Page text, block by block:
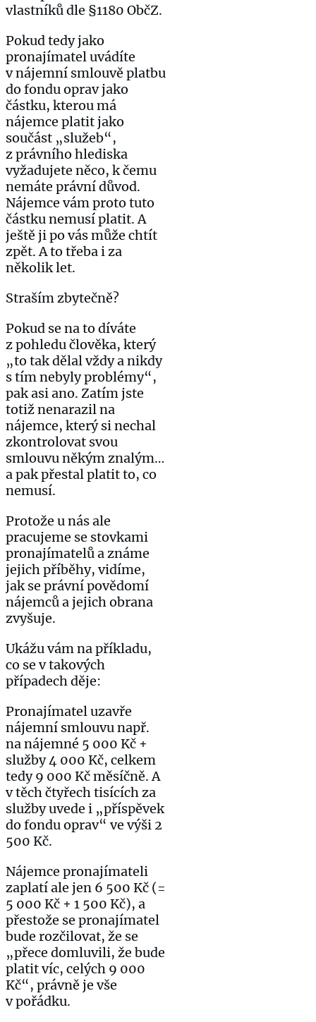
vlastníků dle §1180 ObčZ.
Pokud tedy jako
pronajímatel uvádíte
v nájemní smlouvě platbu
do fondu oprav jako
částku, kterou má
nájemce platit jako
součást „služeb“,
z právního hlediska
vyžadujete něco, k čemu
nemáte právní důvod.
Nájemce vám proto tuto
částku nemusí platit. A
ještě ji po vás může chtít
zpět. A to třeba i za
několik let.
Straším zbytečně?
Pokud se na to díváte
z pohledu člověka, který
„to tak dělal vždy a nikdy
s tím nebyly problémy“,
pak asi ano. Zatím jste
totiž nenarazil na
nájemce, který si nechal
zkontrolovat svou
smlouvu někým znalým…
a pak přestal platit to, co
nemusí.
Protože u nás ale
pracujeme se stovkami
pronajímatelů a známe
jejich příběhy, vidíme,
jak se právní povědomí
nájemců a jejich obrana
zvyšuje.
Ukážu vám na příkladu,
co se v takových
případech děje:
Pronajímatel uzavře
nájemní smlouvu např.
na nájemné 5 000 Kč +
služby 4 000 Kč, celkem
tedy 9 000 Kč měsíčně. A
v těch čtyřech tisících za
služby uvede i „příspěvek
do fondu oprav“ ve výši 2
500 Kč.
Nájemce pronajímateli
zaplatí ale jen 6 500 Kč (=
5 000 Kč + 1 500 Kč), a
přestože se pronajímatel
bude rozčilovat, že se
„přece domluvili, že bude
platit víc, celých 9 000
Kč“, právně je vše
v pořádku.